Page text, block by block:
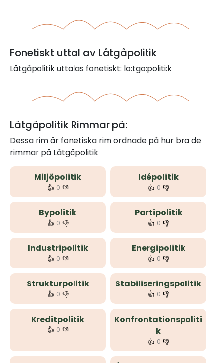
Fonetiskt uttal av Låtgåpolitik
Låtgåpolitik uttalas fonetiskt: lo:tgo:politi:k
Låtgåpolitik Rimmar på:
Dessa rim är fonetiska rim ordnade på hur bra de
rimmar på Låtgåpolitik
Miljöpolitik
👍 0 👎
Idépolitik
👍 0 👎
Bypolitik
👍 0 👎
Partipolitik
👍 0 👎
Industripolitik
👍 0 👎
Energipolitik
👍 0 👎
Strukturpolitik
👍 0 👎
Stabiliseringspolitik
👍 0 👎
Kreditpolitik
👍 0 👎
Konfrontationspoliti
k
👍 0 👎